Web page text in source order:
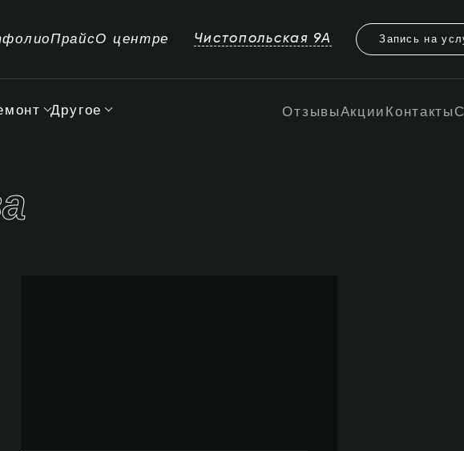
ПрайсО центре Чистопольская 9А Запись на
Другое ОтзывыАкции Контакты